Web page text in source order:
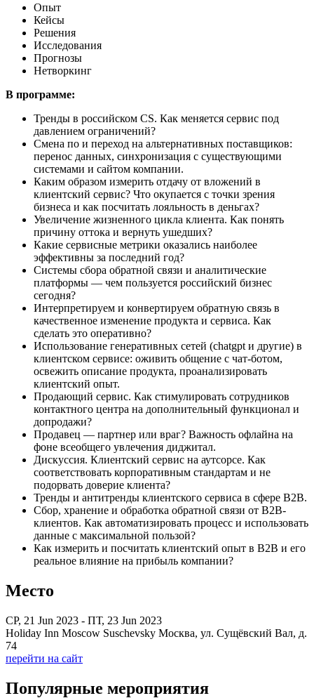
Опыт
Кейсы
Решения
Исследования
Прогнозы
Нетворкинг
В программе:
Тренды в российском CS. Как меняется сервис под
давлением ограничений?
Смена по и переход на альтернативных поставщиков:
перенос данных, синхронизация с существующими
системами и сайтом компании.
Каким образом измерить отдачу от вложений в
клиентский сервис? Что окупается с точки зрения
бизнеса и как посчитать лояльность в деньгах?
Увеличение жизненного цикла клиента. Как понять
причину оттока и вернуть ушедших?
Какие сервисные метрики оказались наиболее
эффективны за последний год?
Системы сбора обратной связи и аналитические
платформы — чем пользуется российский бизнес
сегодня?
Интерпретируем и конвертируем обратную связь в
качественное изменение продукта и сервиса. Как
сделать это оперативно?
Использование генеративных сетей (chatgpt и другие) в
клиентском сервисе: оживить общение с чат-ботом,
освежить описание продукта, проанализировать
клиентский опыт.
Продающий сервис. Как стимулировать сотрудников
контактного центра на дополнительный функционал и
допродажи?
Продавец — партнер или враг? Важность офлайна на
фоне всеобщего увлечения диджитал.
Дискуссия. Клиентский сервис на аутсорсе. Как
соответствовать корпоративным стандартам и не
подорвать доверие клиента?
Тренды и антитренды клиентского сервиса в сфере B2B.
Сбор, хранение и обработка обратной связи от B2B-
клиентов. Как автоматизировать процесс и использовать
данные с максимальной пользой?
Как измерить и посчитать клиентский опыт в B2B и его
реальное влияние на прибыль компании?
Место
СР, 21 Jun 2023 - ПТ, 23 Jun 2023
Holiday Inn Moscow Suschevsky Москва, ул. Сущёвский Вал, д.
74
перейти на сайт
Популярные мероприятия